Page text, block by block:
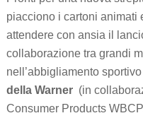
piacciono i cartoni animati
attendere con ansia il
collaborazione tra grandi
nell’abbigliamento sportivo
della Warner(in
Consumer Products